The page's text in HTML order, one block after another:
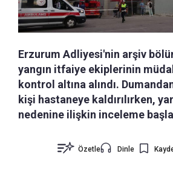
Erzurum Adliyesi'nin arşiv
yangın itfaiye ekiplerinin
kontrol altına alındı.
kişi hastaneye kaldırılırken,
nedenine ilişkin inceleme
Özetle Dinle